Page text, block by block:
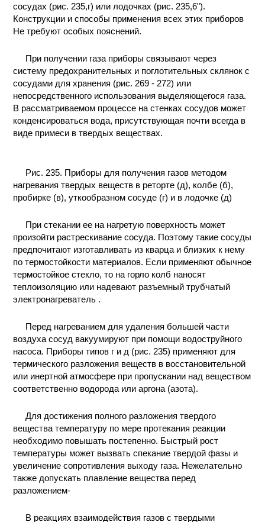
сосудах (рис. 235,г) или лодочках (рис. 235,6").
Конструкции и способы применения всех этих приборов
Не требуют особых пояснений.
При получении газа приборы связывают через
систему предохранительных и поглотительных склянок с
сосудами для хранения (рис. 269 - 272) или
непосредственного использования выделяющегося газа.
В рассматриваемом процессе на стенках сосудов может
конденсироваться вода, присутствующая почти всегда в
виде примеси в твердых веществах.
Рис. 235. Приборы для получения газов методом
нагревания твердых веществ в реторте (д), колбе (б),
пробирке (в), уткообразном сосуде (г) и в лодочке (д)
При стекании ее на нагретую поверхность может
произойти растрескивание сосуда. Поэтому такие сосуды
предпочитают изготавливать из кварца и близких к нему
по термостойкости материалов. Если применяют обычное
термостойкое стекло, то на горло колб наносят
теплоизоляцию или надевают разъемный трубчатый
электронагреватель .
Перед нагреванием для удаления большей части
воздуха сосуд вакуумируют при помощи водоструйного
насоса. Приборы типов г и д (рис. 235) применяют для
термического разложения веществ в восстановительной
или инертной атмосфере при пропускании над веществом
соответственно водорода или аргона (азота).
Для достижения полного разложения твердого
вещества температуру по мере протекания реакции
необходимо повышать постепенно. Быстрый рост
температуры может вызвать спекание твердой фазы и
увеличение сопротивления выходу газа. Нежелательно
также допускать плавление вещества перед
разложением-
В реакциях взаимодействия газов с твердыми